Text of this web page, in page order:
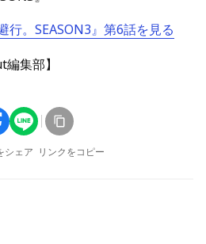
。SEASON3』第6話を見る
集部】
シェア リンクをコピー